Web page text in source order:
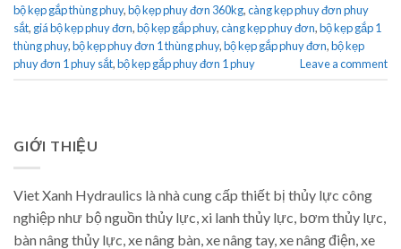
bộ kẹp gắp thùng phuy,bộ kẹp phuy đơn 360kg,càng kẹp phuy đơn phuy
sắt, giá bộ kẹp phuy đơn,bộ kẹp gắp phuy,càng kẹp phuy đơn,bộ kẹp gắp 1
thùng phuy,bộ kẹp phuy đơn 1 thùng phuy,bộ kẹp gắp phuy đơn,bộ kẹp
phuy đơn 1 phuy sắt,bộ kẹp gắp phuy đơn 1 phuy Leave a comment
GIỚI THIỆU
Viet Xanh Hydraulics là nhà cung cấp thiết bị thủy lực công
nghiệp như bộ nguồn thủy lực, xi lanh thủy lực, bơm thủy lực,
bàn nâng thủy lực, xe nâng bàn, xe nâng tay, xe nâng điện, xe